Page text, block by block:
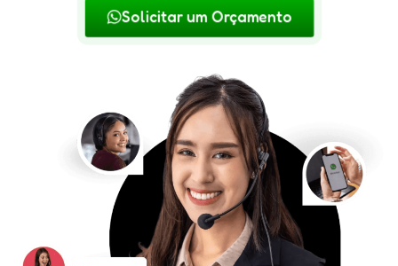
Solicitar um Orçamento